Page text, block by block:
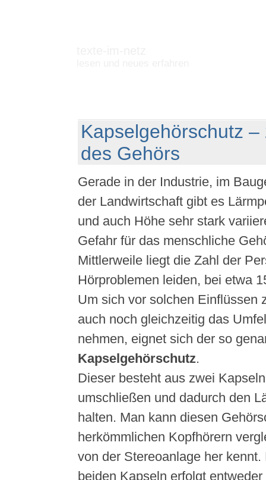
Kapselgehörschutz –
des Gehörs
Gerade in der Industrie, im
der Landwirtschaft gibt es
und auch Höhe sehr stark
Gefahr für das menschliche
Mittlerweile liegt die Zahl der
Hörproblemen leiden, bei etwa
Um sich vor solchen Einflüssen
auch noch gleichzeitig das
nehmen, eignet sich der so
Kapselgehörschutz.
Dieser besteht aus zwei
umschließen und dadurch den
halten. Man kann diesen
herkömmlichen Kopfhörern
von der Stereoanlage her
beiden Kapseln erfolgt